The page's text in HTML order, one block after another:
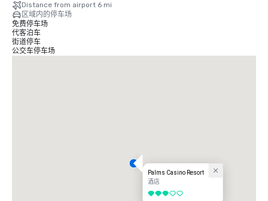
Distance from airport 6 mi
区域内的停车场
免费停车场
代客泊车
街道停车
公交车停车场
Palms Casino Resort
酒店
3/5